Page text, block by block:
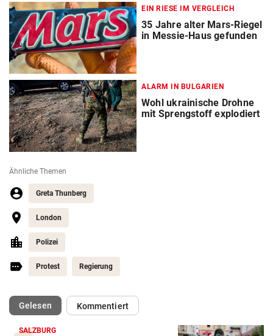
EIN RIESE IM VERGLEICH
35 Jahre alter Mars-Riegel
in Messie-Haus gefunden
ALARM IN BULGARIEN
Wohl ukrainische Drohne
mit Sprengstoff explodiert
Ähnliche Themen
Greta Thunberg
London
Polizei
Protest Regierung
Gelesen(ausgewählt)Kommentiert
SALZBURG